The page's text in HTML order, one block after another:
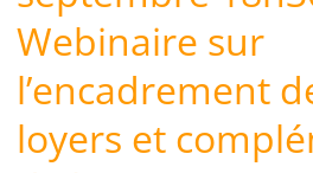
Webinaire sur
l’encadrement
loyers et